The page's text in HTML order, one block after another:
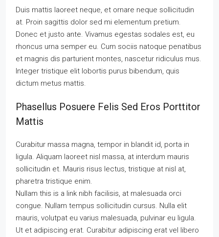
Duis mattis laoreet neque, et ornare neque sollicitudin
at. Proin sagittis dolor sed mi elementum pretium.
Donec et justo ante. Vivamus egestas sodales est, eu
rhoncus urna semper eu. Cum sociis natoque penatibus
et magnis dis parturient montes, nascetur ridiculus mus.
Integer tristique elit lobortis purus bibendum, quis
dictum metus mattis.
Phasellus Posuere Felis Sed Eros Porttitor
Mattis
Curabitur massa magna, tempor in blandit id, porta in
ligula. Aliquam laoreet nisl massa, at interdum mauris
sollicitudin et. Mauris risus lectus, tristique at nisl at,
pharetra tristique enim.
Nullam this is a link nibh facilisis, at malesuada orci
congue. Nullam tempus sollicitudin cursus. Nulla elit
mauris, volutpat eu varius malesuada, pulvinar eu ligula.
Ut et adipiscing erat. Curabitur adipiscing erat vel libero